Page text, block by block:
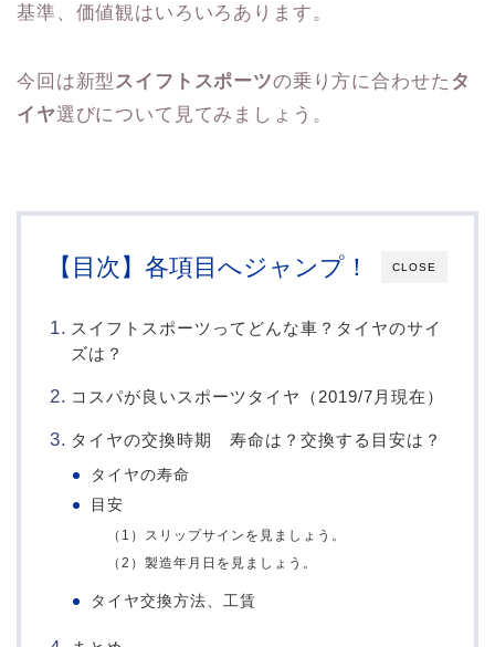
基準、価値観はいろいろあります。
今回は新型 スイフトスポーツの乗り方に合わせた タ
イヤ選びについて見てみましょう。
CLOSE
【目次】各項目へジャンプ！
スイフトスポーツってどんな車？タイヤのサイ
ズは？
コスパが良いスポーツタイヤ（2019/7月現在）
タイヤの交換時期 寿命は？交換する目安は？
タイヤの寿命
目安
（1）スリップサインを見ましょう。
（2）製造年月日を見ましょう。
タイヤ交換方法、工賃